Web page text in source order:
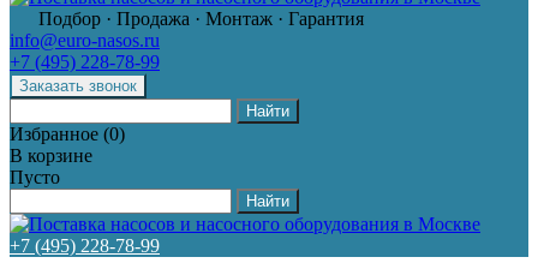
Подбор · Продажа · Монтаж · Гарантия
info@euro-nasos.ru
+7 (495) 228-78-99
Избранное (0)
В корзине
Пусто
+7 (495) 228-78-99